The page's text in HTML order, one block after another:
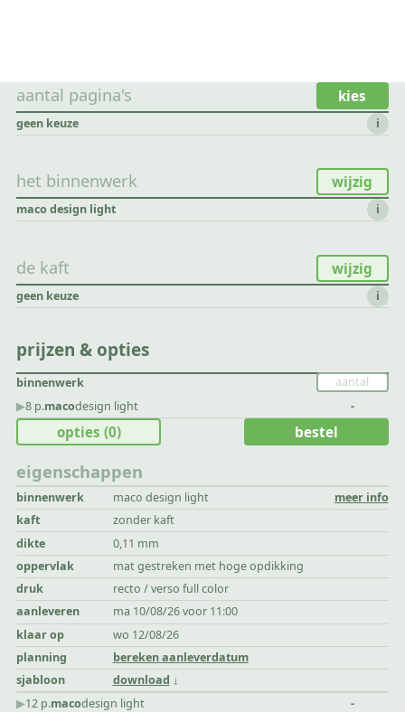
aantal pagina's kies
geen keuze i
het binnenwerk wijzig
maco design light i
de kaft wijzig
geen keuze i
prijzen & opties
binnenwerk
▶︎8 p.macodesign light -
eigenschappen
binnenwerk maco design light
meer info
kaft
zonder kaft
dikte
0,11 mm
oppervlak
mat gestreken met hoge opdikking
druk
recto / verso full color
aanleveren
ma 10/08/26 voor 11:00
klaar op
wo 12/08/26
planning
bereken aanleverdatum
sjabloon
download
opties (0) bestel
▶︎12 p.macodesign light -